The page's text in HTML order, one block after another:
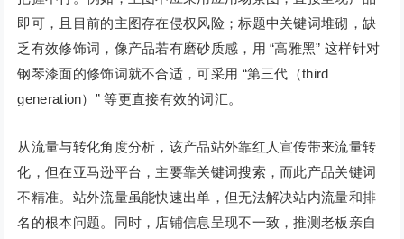
即可，且目前的主图存在侵权风险；标题中关键词堆砌，缺
乏有效修饰词，像产品若有磨砂质感，用 “高雅黑” 这样针对
钢琴漆面的修饰词就不合适，可采用 “第三代（third
generation）” 等更直接有效的词汇。
从流量与转化角度分析，该产品站外靠红人宣传带来流量转
化，但在亚马逊平台，主要靠关键词搜索，而此产品关键词
不精准。站外流量虽能快速出单，但无法解决站内流量和排
名的根本问题。同时，店铺信息呈现不一致，推测老板亲自